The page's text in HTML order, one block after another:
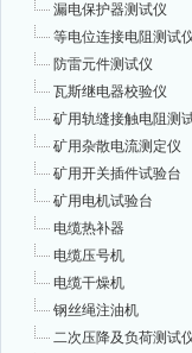
漏电保护器测试仪
等电位连接电阻测试
防雷元件测试仪
瓦斯继电器校验仪
矿用轨缝接触电阻测
矿用杂散电流测定仪
矿用开关插件试验台
矿用电机试验台
电缆热补器
电缆压号机
电缆干燥机
钢丝绳注油机
二次压降及负荷测试